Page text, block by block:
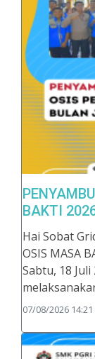
BAKTI
Hai Sobat
OSIS MASA
Sabtu, 18 Juli
07/08/2026